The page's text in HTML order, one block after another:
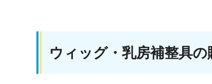
ウィッグ・乳房補整具